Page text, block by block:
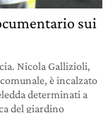
sui
Nicola Gallizioli,
è incalzato
determinati a
del giardino